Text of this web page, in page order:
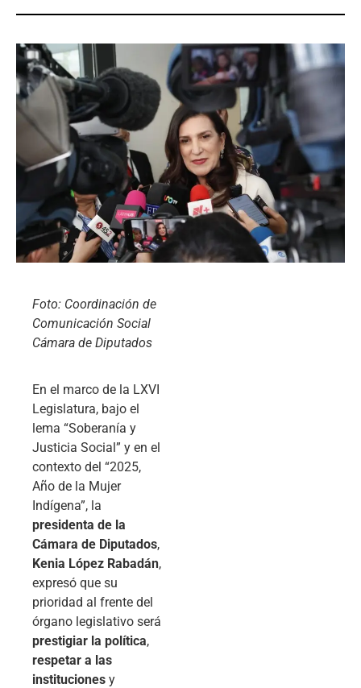
Foto: Coordinación de
Comunicación Social
Cámara de Diputados
En el marco de la LXVI
Legislatura, bajo el
lema “Soberanía y
Justicia Social” y en el
contexto del “2025,
Año de la Mujer
Indígena”, la
presidenta de la
Cámara de Diputados,
Kenia López Rabadán,
expresó que su
prioridad al frente del
órgano legislativo será
prestigiar la política,
respetar a las
instituciones y